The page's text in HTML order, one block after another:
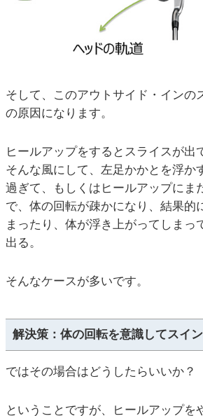
そして、このアウトサイド・インの
の原因になります。
ヒールアップをするとスライスが出
そんな風にして、左足かかとを浮か
過ぎて、もしくはヒールアップにま
で、体の回転が疎かになり、結果的
まったり、体が浮き上がってしまっ
出る。
そんなケースが多いです。
解決策：体の回転を意識してスイ
ではその場合はどうしたらいいか？
ということですが、ヒールアップを